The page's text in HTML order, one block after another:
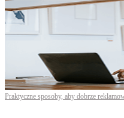
Praktyczne sposoby, aby dobrze